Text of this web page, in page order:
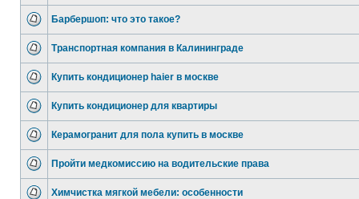
Барбершоп: что это такое?
Транспортная компания в Калининграде
Купить кондиционер haier в москве
Купить кондиционер для квартиры
Керамогранит для пола купить в москве
Пройти медкомиссию на водительские права
Химчистка мягкой мебели: особенности